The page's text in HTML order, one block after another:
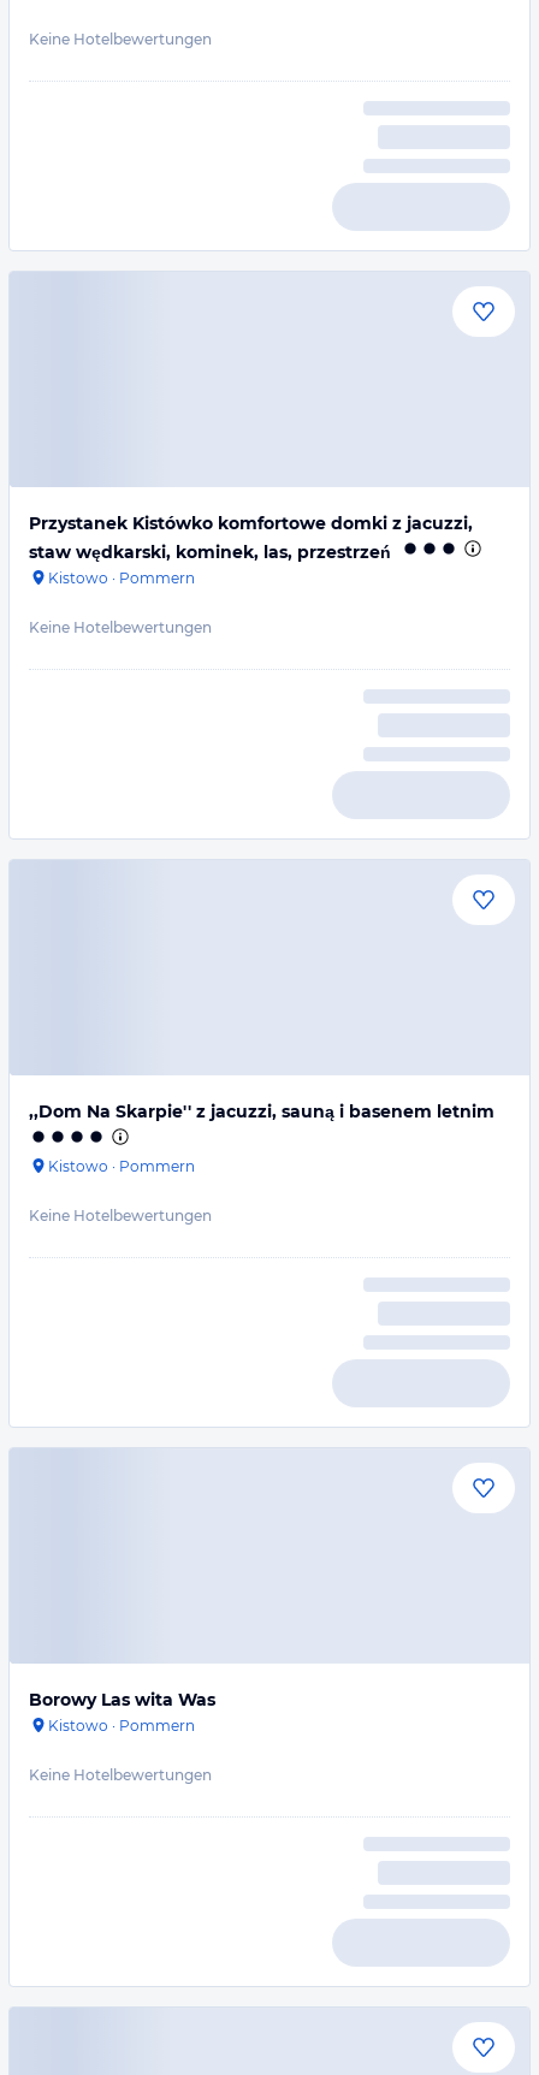
Keine Hotelbewertungen
Przystanek Kistówko komfortowe domki z jacuzzi,
staw wędkarski, kominek, las, przestrzeń
Kistowo · Pommern
Keine Hotelbewertungen
,,Dom Na Skarpie'' z jacuzzi, sauną i basenem letnim
Kistowo · Pommern
Keine Hotelbewertungen
Borowy Las wita Was
Kistowo · Pommern
Keine Hotelbewertungen